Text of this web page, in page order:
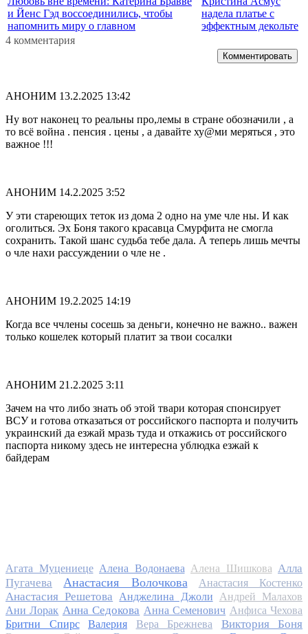
и Йенс Гэд воссоединились, чтобы
напомнить миру о главном
надела платье с
эффектным декольте
4 комментария
Комментировать
АНОНИМ 13.2.2025 13:42
Ну вот наконец то реальны про,лемы в стране обозначили , а
то всё война . пенсия . цены , а давайте ху@ми меряться , это
важное !!!
АНОНИМ 14.2.2025 3:52
У эти стареющих теток из дома 2 одно на уме чле ны. И как
оголиться. Эх Боня такого красавца Смурфита не смогла
сохранить. Такой шанс судьба тебе дала. А теперь лишь мечты
о чле нахи рассуждении о чле не .
АНОНИМ 19.2.2025 14:19
Когда все ччлены сосешь за деньги, конечно не важно.. важен
только кошелек который платит за твои сосалки
АНОНИМ 21.2.2025 3:11
Зачем на что либо знать об этой твари которая спонсирует
ВСУ и готова отказаться от российского паспорта и получить
украинский да езжай мразь туда и откажись от российского
паспорта никому здесь не интересна ублюдка езжай к
байдерам
Агата Муцениеце Алена Водонаева Алена Шишкова Алла
Пугачева
Анастасия Волочкова Анастасия Костенко
Анастасия Решетова Анджелина Джоли Андрей Малахов
Ани Лорак Анна Седокова Анна Семенович Анфиса Чехова
Бритни Спирс
Валерия Вера Брежнева Виктория Боня